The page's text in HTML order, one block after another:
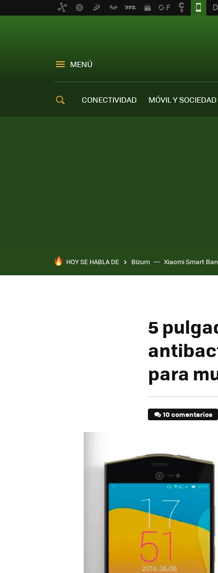
MENÚ
CONECTIVIDAD
MÓVIL Y SOCIEDAD
HOY SE HABLA DE Bizum Xiaomi Smart
5
para
10 comentarios